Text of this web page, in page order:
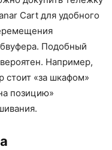
Cart для удобного
Подобный
Например,
стоит «за шкафом»
позицию»